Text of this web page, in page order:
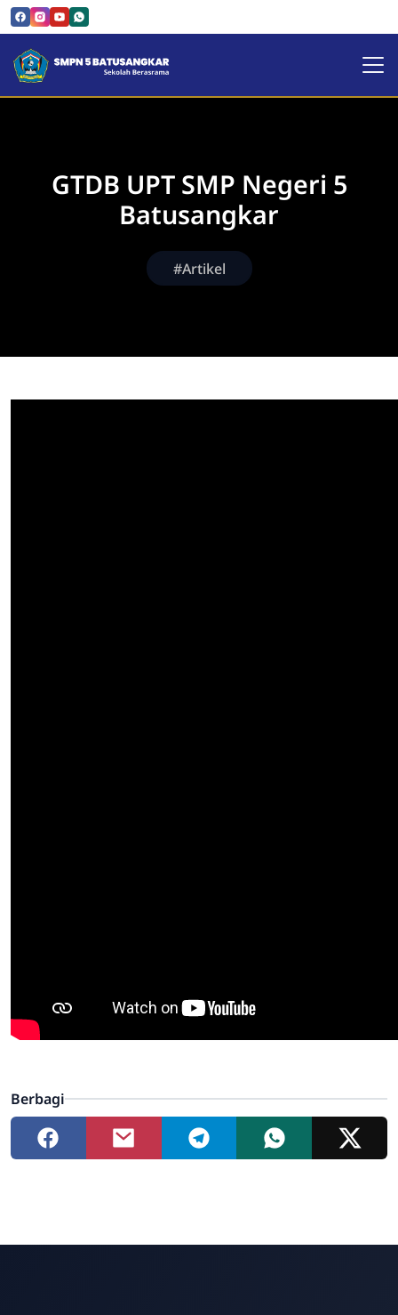
SMPN 5 Batusangkar |
GTDB UPT SMP Negeri 5
Batusangkar
#Artikel
Berbagi